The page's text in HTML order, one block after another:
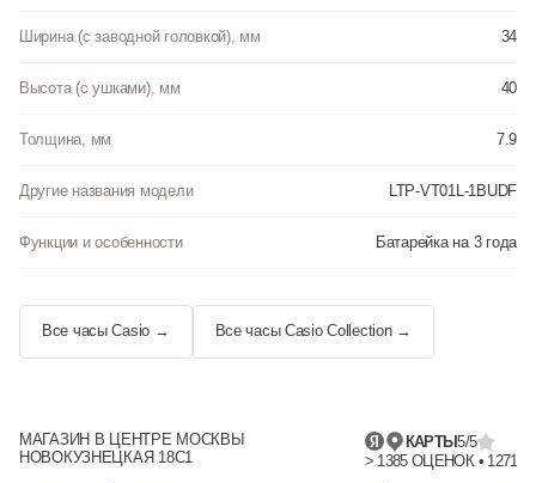
Ширина (с заводной головкой), мм 34
Высота (с ушками), мм 40
Толщина, мм 7.9
Другие названия модели LTP-VT01L-1BUDF
Функции и особенности Батарейка на 3 года
Все часы Casio → Все часы Casio Collection →
МАГАЗИН В ЦЕНТРЕ МОСКВЫ
НОВОКУЗНЕЦКАЯ 18С1
КАРТЫ5/5